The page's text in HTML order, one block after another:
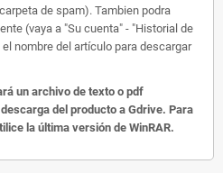
de spam). Tambien podra
(vaya a "Su cuenta" - "Historial de
nombre del artículo para descargar
un archivo de texto o pdf
del producto a Gdrive. Para
la última versión de WinRAR.